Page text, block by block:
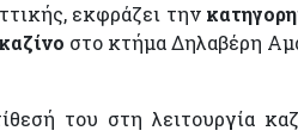
εκφράζει την
καζίνο στο κτήμα Δηλαβέρη
του στη λειτουργία